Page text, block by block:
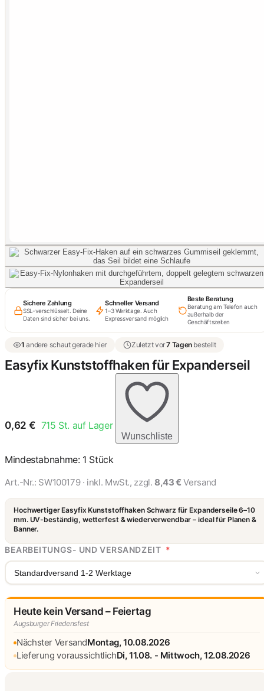
Sichere Zahlung
SSL-verschlüsselt. Deine
Daten sind sicher bei uns.
Schneller Versand
1–3 Werktage. Auch
Expressversand möglich
Beste Beratung
Beratung am Telefon auch
außerhalb der
Geschäftszeiten
1 andere schaut gerade hier Zuletzt vor7 Tagenbestellt
Easyfix Kunststoffhaken für Expanderseil
0,62 € 715 St. auf Lager
Wunschliste
Mindestabnahme: 1 Stück
Art.-Nr.: SW100179· inkl. MwSt., zzgl. 8,43 € Versand
Hochwertiger Easyfix Kunststoffhaken Schwarz für Expanderseile 6–10
mm. UV-beständig, wetterfest & wiederverwendbar – ideal für Planen &
Banner.
BEARBEITUNGS- UND VERSANDZEIT *
Standardversand 1-2 Werktage
Heute kein Versand – Feiertag
Augsburger Friedensfest
Nächster VersandMontag, 10.08.2026
Lieferung voraussichtlichDi, 11.08. - Mittwoch, 12.08.2026